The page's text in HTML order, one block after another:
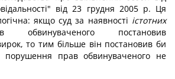
від 23 грудня 2005 р. Ця
якщо суд за наявності істотних
обвинуваченого постановив
то тим більше він постановив би
порушення прав обвинуваченого не